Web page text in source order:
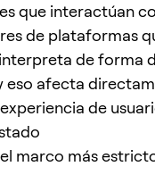
que interactúan
de plataformas
de forma
eso afecta
de
marco más